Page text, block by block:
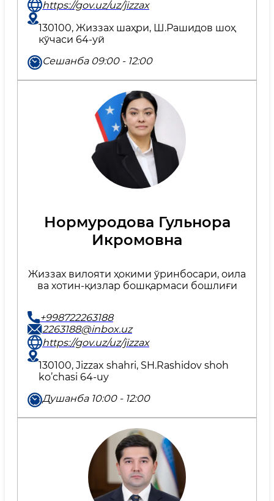
https://gov.uz/uz/jizzax
130100, Жиззах шаҳри, Ш.Рашидов шоҳ
кўчаси 64-уй
Сешанба 09:00 - 12:00
Нормуродова Гульнора
Икромовна
Жиззах вилояти ҳокими ўринбосари, оила
ва хотин-қизлар бошқармаси бошлиғи
+998722263188
2263188@inbox.uz
https://gov.uz/uz/jizzax
130100, Jizzax shahri, SH.Rashidov shoh
ko’chasi 64-uy
Душанба 10:00 - 12:00